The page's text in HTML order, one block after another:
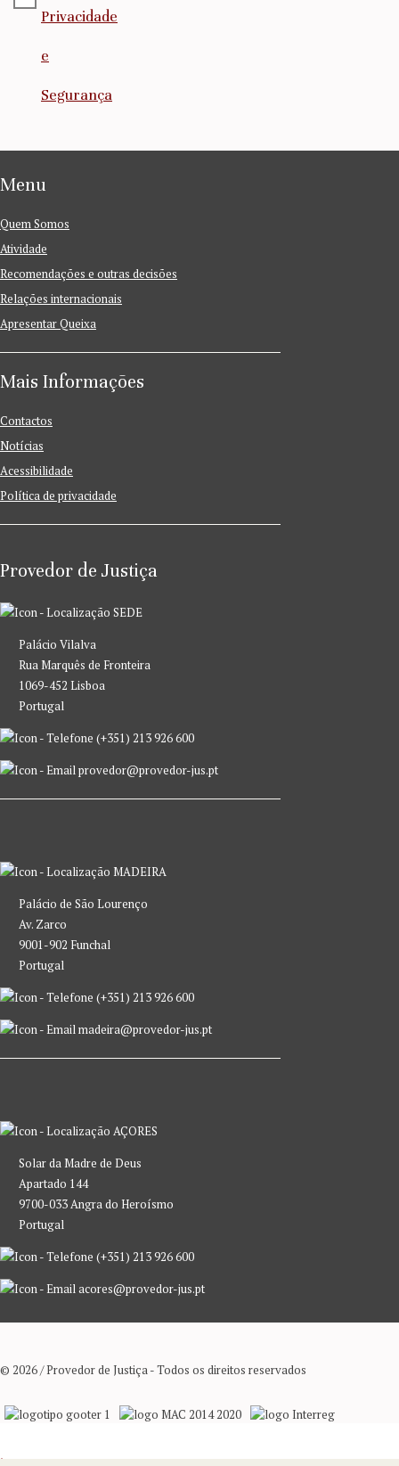
Privacidade
e
Segurança
Menu
Quem Somos
Atividade
Recomendações e outras decisões
Relações internacionais
Apresentar Queixa
Mais Informações
Contactos
Notícias
Acessibilidade
Política de privacidade
Provedor de Justiça
SEDE
Palácio Vilalva
Rua Marquês de Fronteira
1069-452 Lisboa
Portugal
(+351) 213 926 600
provedor@provedor-jus.pt
MADEIRA
Palácio de São Lourenço
Av. Zarco
9001-902 Funchal
Portugal
(+351) 213 926 600
madeira@provedor-jus.pt
AÇORES
Solar da Madre de Deus
Apartado 144
9700-033 Angra do Heroísmo
Portugal
(+351) 213 926 600
acores@provedor-jus.pt
© 2026 / Provedor de Justiça - Todos os direitos reservados